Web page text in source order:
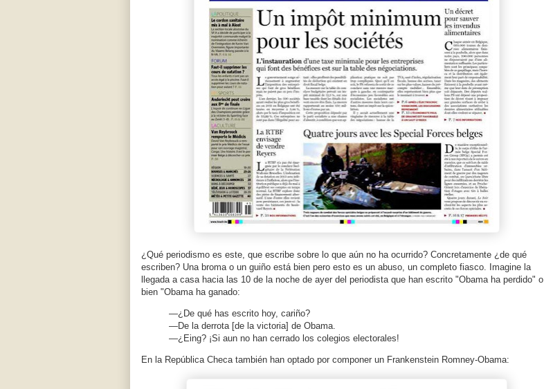
¿Qué periodismo es este, que escribe sobre lo que aún no ha ocurrido? Concretamente ¿de qué
escriben? Una broma o un guiño está bien pero esto es un abuso, un completo fiasco. Imagine la
llegada a casa hacia las 10 de la noche de ayer del periodista que han escrito "Obama ha perdido" o
bien "Obama ha ganado:
—¿De qué has escrito hoy, cariño?
—De la derrota [de la victoria] de Obama.
—¿Eing? ¡Si aun no han cerrado los colegios electorales!
En la República Checa también han optado por componer un Frankenstein Romney-Obama: